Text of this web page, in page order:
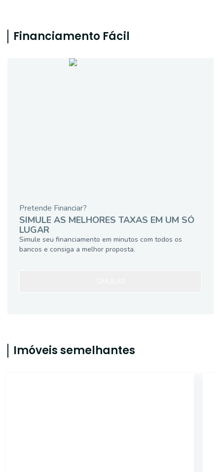
Financiamento Fácil
Pretende Financiar?
SIMULE AS MELHORES TAXAS EM UM SÓ
LUGAR
Simule seu financiamento em minutos com todos os
bancos e consiga a melhor proposta.
Imóveis semelhantes